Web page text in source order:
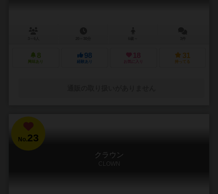
8
興味あり
98
経験あり
18
お気に入り
31
持ってる
No.23
クラウン
CLOWN